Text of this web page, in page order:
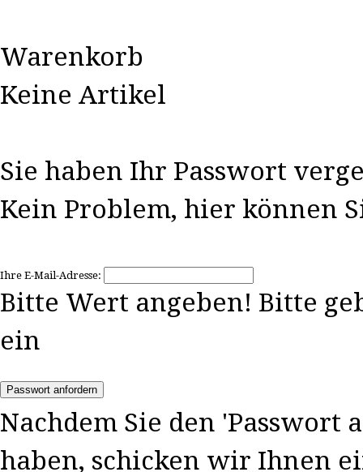
Warenkorb
Keine Artikel
Sie haben Ihr Passwort
Kein Problem, hier können
Ihre E-Mail-Adresse:
Bitte Wert angeben! Bitte
ein
Passwort anfordern
Nachdem Sie den
haben, schicken wir Ihnen